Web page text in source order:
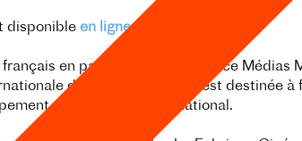
disponible en ligne.
en partenariat avec France Médias
de la Francophonie, est destinée
sur le marché international.